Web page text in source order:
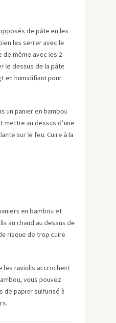
de pâte en les
les serrer avec le
même avec les 2
le dessus de la pâte
en humidifiant pour
un panier en bambou
mettre au dessus d’une
sur le feu. Cuire à la
en bambou et
au chaud au dessus de
risque de trop cuire
les raviolis accrochent
vous pouvez
de papier sulfurisé à